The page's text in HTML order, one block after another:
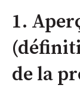
1.
de la